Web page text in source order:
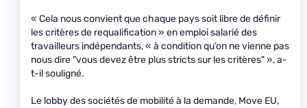
« Cela nous convient que chaque pays soit libre de définir
les critères de requalification » en emploi salarié des
travailleurs indépendants, « à condition qu’on ne vienne pas
nous dire "vous devez être plus stricts sur les critères" », a-
t-il souligné.
Le lobby des sociétés de mobilité à la demande, Move EU,